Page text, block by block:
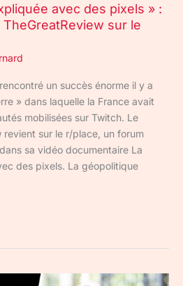
avec des pixels » :
sur le
un succès énorme il y a
» dans laquelle la France avait
mobilisées sur Twitch. Le
revient sur le r/place, un forum
sa vidéo documentaire La
des pixels. La géopolitique